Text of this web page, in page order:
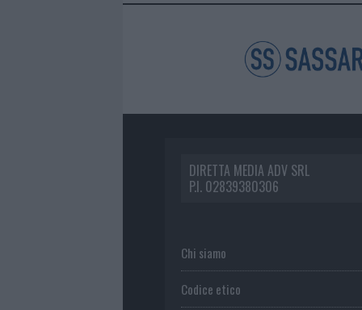
DIRETTA MEDIA ADV SRL
P.I. 02839380306
Chi siamo
Codice etico